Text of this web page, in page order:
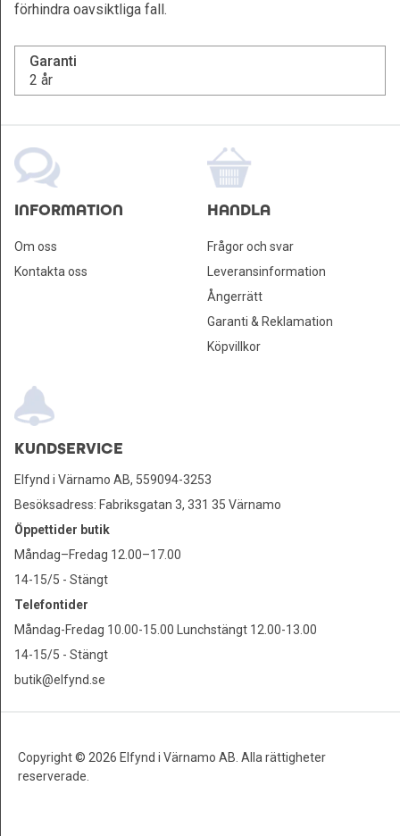
förhindra oavsiktliga fall.
Garanti
2 år
INFORMATION
Om oss
Kontakta oss
HANDLA
Frågor och svar
Leveransinformation
Ångerrätt
Garanti & Reklamation
Köpvillkor
KUNDSERVICE
Elfynd i Värnamo AB, 559094-3253
Besöksadress: Fabriksgatan 3, 331 35 Värnamo
Öppettider butik
Måndag–Fredag 12.00–17.00
14-15/5 - Stängt
Telefontider
Måndag-Fredag 10.00-15.00 Lunchstängt 12.00-13.00
14-15/5 - Stängt
butik@elfynd.se
Copyright © 2026 Elfynd i Värnamo AB. Alla rättigheter
reserverade.